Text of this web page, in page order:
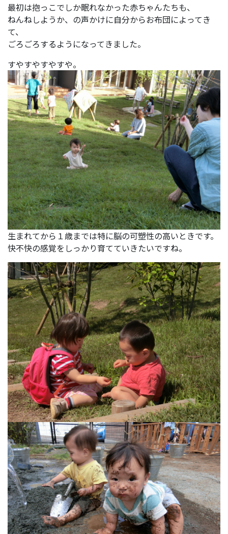
最初は抱っこでしか眠れなかった赤ちゃんたちも、
ねんねしようか、の声かけに自分からお布団によってき
て、
ごろごろするようになってきました。
すやすやすやすや。
生まれてから１歳までは特に脳の可塑性の高いときです。
快不快の感覚をしっかり育てていきたいですね。